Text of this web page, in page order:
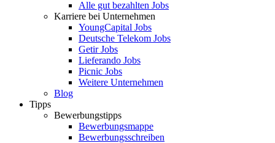
Alle gut bezahlten Jobs
Karriere bei Unternehmen
YoungCapital Jobs
Deutsche Telekom Jobs
Getir Jobs
Lieferando Jobs
Picnic Jobs
Weitere Unternehmen
Blog
Tipps
Bewerbungstipps
Bewerbungsmappe
Bewerbungsschreiben